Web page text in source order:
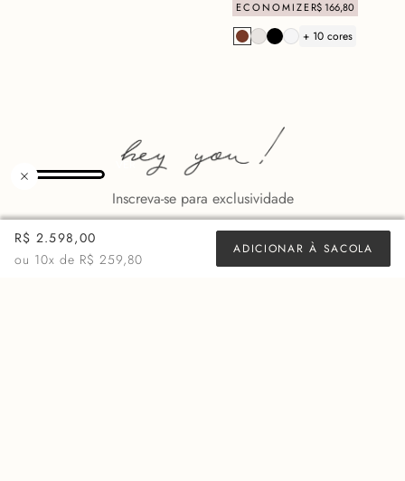
ECONOMIZER$ 166,80
+ 10 cores
Inscreva-se para exclusividade
R$ 2.598,00
ou 10x de R$ 259,80
ADICIONAR À SACOLA